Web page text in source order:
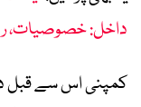
داخل: خصوصیات،
کمپنی اس سے قبل